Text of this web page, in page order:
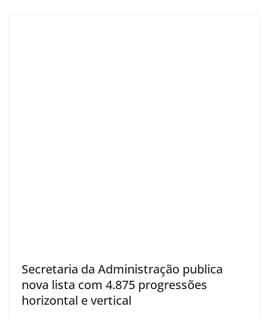
Secretaria da Administração publica
nova lista com 4.875 progressões
horizontal e vertical